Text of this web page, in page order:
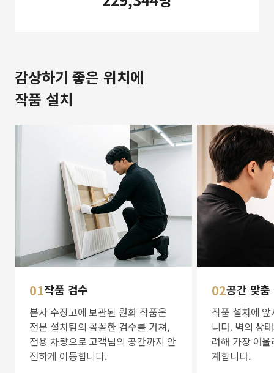
감상하기 좋은 위치에
작품 설치
01작품 검수
본사 수장고에 보관된 원화 작품은
전문 설치팀의 꼼꼼한 검수를 거쳐,
전용 차량으로 고객님의 공간까지 안
전하게 이동합니다.
02공간 맞
작품 설치에
니다. 벽의 상
려해 가장 어
계합니다.